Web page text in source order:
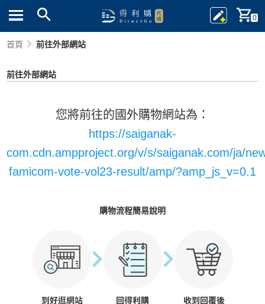
0
首頁 前往外部網站
前往外部網站
您將前往的國外購物網站為：
https://saiganak-
com.cdn.ampproject.org/v/s/saiganak.com/ja/
famicom-vote-vol23-result/amp/?amp_js_v=0.1
購物流程簡易說明